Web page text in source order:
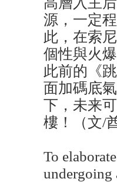
源，一定
此，在索
個性與火
此前的《
面加碼底
下，未来
樓！（文/
To
undergoing